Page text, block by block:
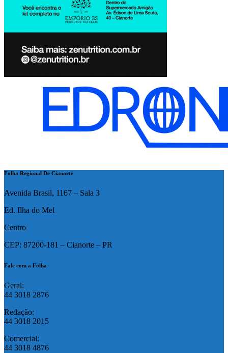
Folha Regional De Cianorte
Avenida Brasil, 1167 – Sala 3
Ed. Ilha do Mel
Centro
CEP: 87200-181 – Cianorte – PR
Fale com a Folha
Geral:
44 3018 2876
Redação:
44 3018 2015
Comercial:
44 3018 4876